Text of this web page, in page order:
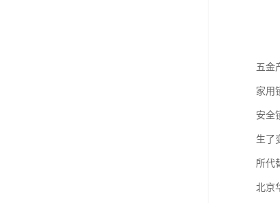
五金
家用
安全
生了
所代
北京